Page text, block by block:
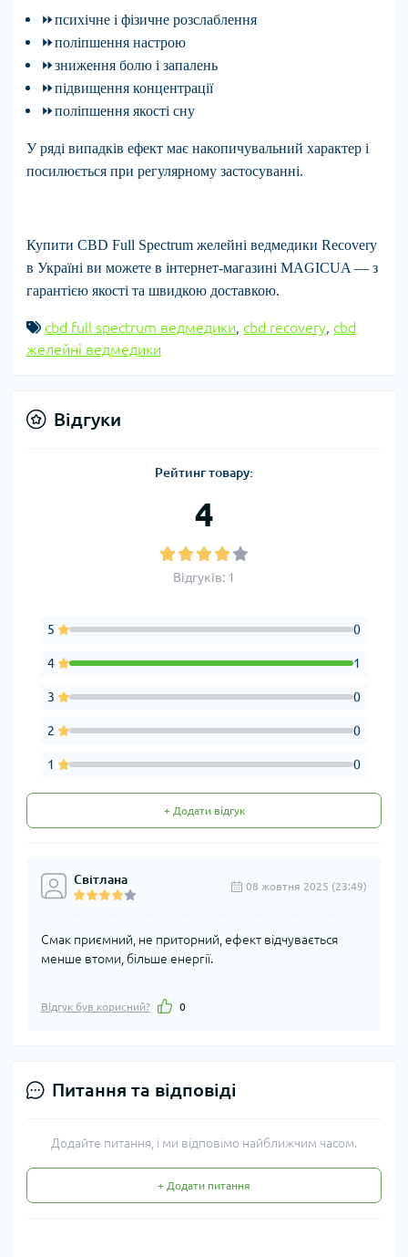
⏩психічне і фізичне розслаблення
⏩поліпшення настрою
⏩зниження болю і запалень
⏩підвищення концентрації
⏩поліпшення якості сну
У ряді випадків ефект має накопичувальний характер і
посилюється при регулярному застосуванні.
Купити CBD Full Spectrum желейні ведмедики Recovery
в Україні ви можете в інтернет-магазині MAGICUA — з
гарантією якості та швидкою доставкою.
cbd full spectrum ведмедики, cbd recovery, cbd
желейні ведмедики
Відгуки
Рейтинг товару:
4
Відгуків: 1
5 0
4 1
3 0
2 0
1 0
+ Додати відгук
Світлана 08 жовтня 2025 (23:49)
Смак приємний, не приторний, ефект відчувається
менше втоми, більше енергії.
Відгук був корисний? 0
Питання та відповіді
Додайте питання, і ми відповімо найближчим часом.
+ Додати питання